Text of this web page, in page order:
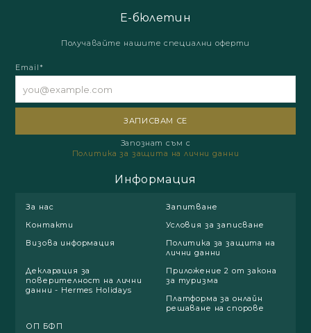
Е-бюлетин
Получавайте нашите специални оферти
Email*
Запознат съм с
Политика за защита на лични данни
Информация
За нас
Запитване
Контакти
Условия за записване
Визова информация
Политика за защита на
лични данни
Декларация за
поверителност на лични
данни - Hermes Holidays
Приложение 2 от закона
за туризма
Платформа за онлайн
решаване на спорове
ОП БФП